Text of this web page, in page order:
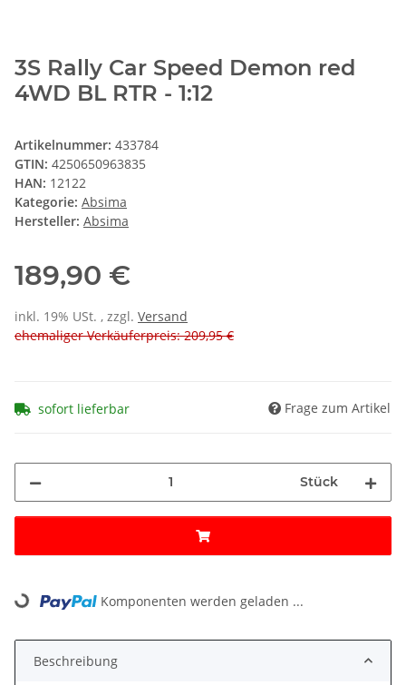
3S Rally Car Speed Demon red
4WD BL RTR - 1:12
Artikelnummer: 433784
GTIN: 4250650963835
HAN: 12122
Kategorie: Absima
Hersteller: Absima
189,90 €
inkl. 19% USt. , zzgl. Versand
ehemaliger Verkäuferpreis: 209,95 €
sofort lieferbar Frage zum Artikel
Stück
Loading... Komponenten werden geladen ...
Beschreibung